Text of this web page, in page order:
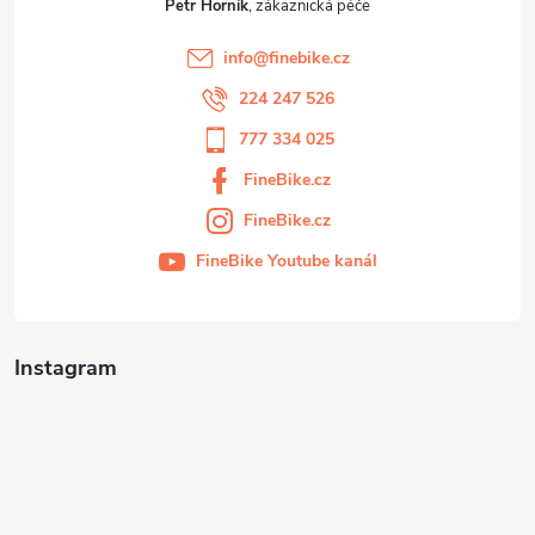
Instagram
Petr Horník
info@finebike.cz
224 247 526
777 334 025
FineBike.cz
FineBike.cz
FineBike Youtube kanál